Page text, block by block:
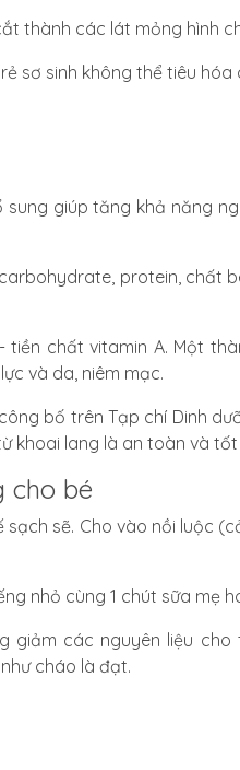
thành các lát mỏng hình
sơ sinh không thể tiêu hóa
giúp tăng khả năng
carbohydrate, protein, chất
tiền chất vitamin A. Một
và da, niêm mạc.
bố trên Tạp chí Dinh
khoai lang là an toàn và
cho bé
sạch sẽ. Cho vào nồi luộc
nhỏ cùng 1 chút sữa mẹ
giảm các nguyên liệu
cháo là đạt.